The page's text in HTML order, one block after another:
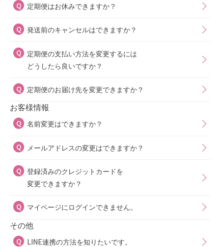
定期便はお休みできますか？
発送前のキャンセルはできますか？
定期便の支払い方法を変更するには
どうしたら良いですか？
定期便のお届け先を変更できますか？
お客様情報
名前変更はできますか？
メールアドレスの変更はできますか？
登録済みのクレジットカードを
変更できますか？
マイページにログインできません。
その他
LINE連携の方法を知りたいです。